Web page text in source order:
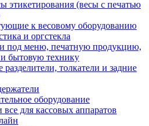
этикетирования (весы с печатью
к весовому оборудованию
и оргстекла
под меню, печатную продукцию,
бытовую технику
толкатели и задние
оборудование
для кассовых аппаратов